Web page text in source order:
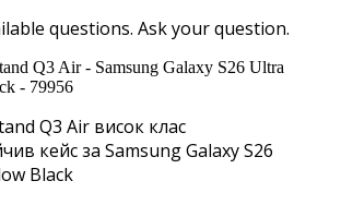
questions. Ask your question.
Q3 Air висок клас
кейс за Samsung Galaxy S26
Black